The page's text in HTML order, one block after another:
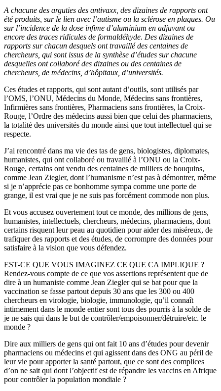
Link
Partager
A chacune des arguties des antivaxx, des dizaines de rapports ont
été produits, sur le lien avec l’autisme ou la sclérose en plaques. Ou
sur l’incidence de la dose infime d’aluminium en adjuvant ou
encore des traces ridicules de formaldéhyde. Des dizaines de
rapports sur chacun desquels ont travaillé des centaines de
chercheurs, qui sont issus de la synthèse d’études sur chacune
desquelles ont collaboré des dizaines ou des centaines de
chercheurs, de médecins, d’hôpitaux, d’universités.
Ces études et rapports, qui sont autant d’outils, sont utilisés par
l’OMS, l’ONU, Médecins du Monde, Médecins sans frontières,
Infirmières sans frontières, Pharmaciens sans frontières, la Croix-
Rouge, l’Ordre des médecins aussi bien que celui des pharmaciens,
la totalité des universités du monde ainsi que tout intellectuel qui se
respecte.
J’ai rencontré dans ma vie des tas de gens, biologistes, diplomates,
humanistes, qui ont collaboré ou travaillé à l’ONU ou la Croix-
Rouge, certains ont vendu des centaines de milliers de bouquins,
comme Jean Ziegler, dont l’humanisme n’est pas à démontrer, même
si je n’apprécie pas ce bonhomme sympa comme une porte de
grange, il est vrai que je ne suis pas forcément commode non plus.
Et vous accusez ouvertement tout ce monde, des millions de gens,
humanistes, intellectuels, chercheurs, médecins, pharmaciens, dont
certains risquent leur peau au quotidien pour aider des miséreux, de
trafiquer des rapports et des études, de corrompre des données pour
satisfaire à la vision que vous défendez.
EST-CE QUE VOUS IMAGINEZ CE QUE CA IMPLIQUE ?
Rendez-vous compte de ce que vos assertions représentent que de
dire à un humaniste comme Jean Ziegler qui se bat pour que la
vaccination se fasse partout depuis 30 ans que les 300 ou 400
chercheurs en virologie, biologie, immunologie, qu’il connaît
intimement dans le monde entier sont tous des pourris à la solde de
je ne sais qui dans le but de contrôler/empoisonner/détruire/etc. le
monde ?
Dire aux milliers de gens qui ont fait 10 ans d’études pour devenir
pharmaciens ou médecins et qui agissent dans des ONG au péril de
leur vie pour apporter la santé partout, que ce sont des complices
d’on ne sait qui dont l’objectif est de répandre les vaccins en Afrique
pour contrôler la population mondiale ?